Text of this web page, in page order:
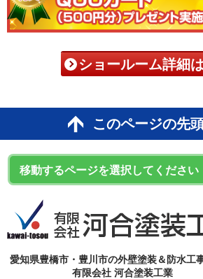
ショールーム詳細
このページの先
愛知県豊橋市・豊川市の外壁塗装＆防水工
有限会社 河合塗装工業